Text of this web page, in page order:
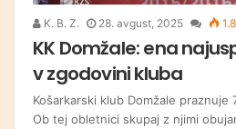
K. B. Z. 28. avgust, 2025
KK Domžale: ena
v zgodovini kluba
Košarkarski klub Domžale
Ob tej obletnici skupaj z njimi